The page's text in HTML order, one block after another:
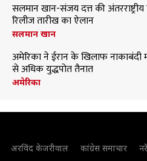
सलमान खान-संजय दत्त की
रिलीज तारीख का ऐलान
सलमान खान
अमेरिका ने ईरान के खिलाफ
से अधिक युद्धपोत तैनात
अमेरिका
अरविंद केजरीवाल कांग्रेस समाचार